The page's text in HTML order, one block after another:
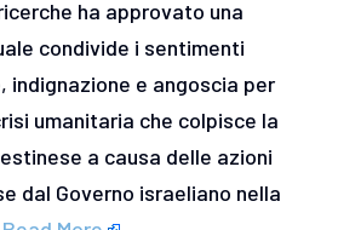
ha approvato una
condivide i sentimenti
indignazione e angoscia per
umanitaria che colpisce la
a causa delle azioni
dal Governo israeliano nella